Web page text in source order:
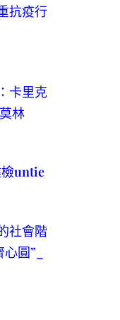
抗疫行
卡里克
林
檢untie
社會階
圓”_